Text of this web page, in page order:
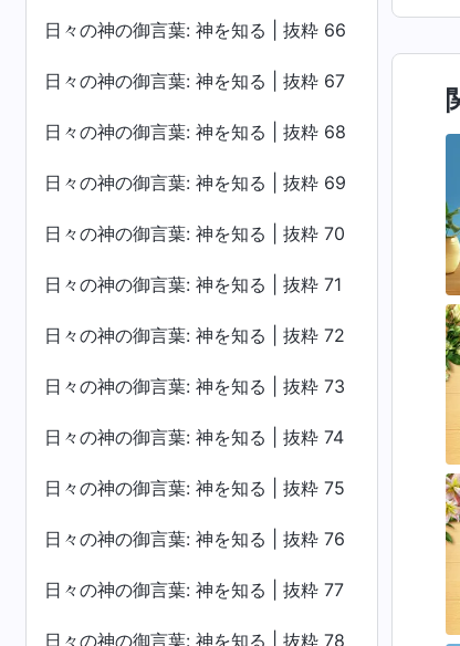
日々の神の御言葉: 神を知る | 抜粋 66
日々の神の御言葉: 神を知る | 抜粋 67
日々の神の御言葉: 神を知る | 抜粋 68
日々の神の御言葉: 神を知る | 抜粋 69
日々の神の御言葉: 神を知る | 抜粋 70
日々の神の御言葉: 神を知る | 抜粋 71
日々の神の御言葉: 神を知る | 抜粋 72
日々の神の御言葉: 神を知る | 抜粋 73
日々の神の御言葉: 神を知る | 抜粋 74
日々の神の御言葉: 神を知る | 抜粋 75
日々の神の御言葉: 神を知る | 抜粋 76
日々の神の御言葉: 神を知る | 抜粋 77
日々の神の御言葉: 神を知る | 抜粋 78